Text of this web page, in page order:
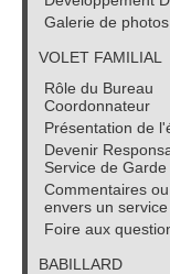
Galerie de photos
VOLET FAMILIAL
Rôle du Bureau
Coordonnateur
Présentation de
Devenir
Service de Garde
Commentaires
envers un
Foire aux
BABILLARD